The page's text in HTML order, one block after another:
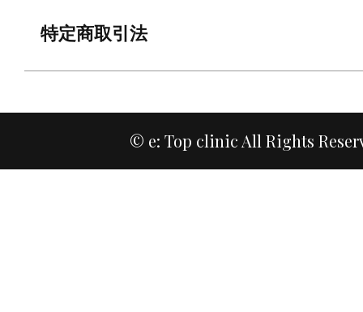
特定商取引法
© e: Top clinic All Rights